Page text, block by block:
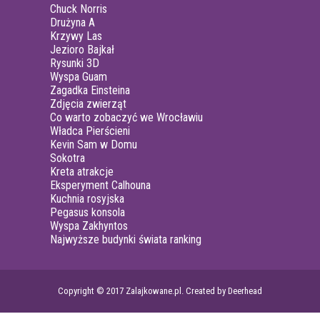
Chuck Norris
Drużyna A
Krzywy Las
Jezioro Bajkał
Rysunki 3D
Wyspa Guam
Zagadka Einsteina
Zdjęcia zwierząt
Co warto zobaczyć we Wrocławiu
Władca Pierścieni
Kevin Sam w Domu
Sokotra
Kreta atrakcje
Eksperyment Calhouna
Kuchnia rosyjska
Pegasus konsola
Wyspa Zakhyntos
Najwyższe budynki świata ranking
Copyright © 2017 Zalajkowane.pl. Created by Deerhead